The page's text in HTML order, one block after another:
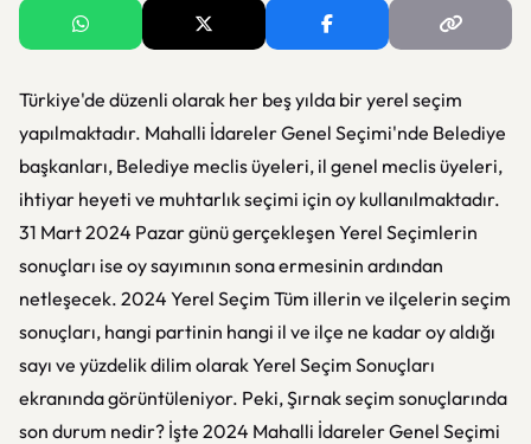
Türkiye'de düzenli olarak her beş yılda bir yerel seçim
yapılmaktadır. Mahalli İdareler Genel Seçimi'nde Belediye
başkanları, Belediye meclis üyeleri, il genel meclis üyeleri,
ihtiyar heyeti ve muhtarlık seçimi için oy kullanılmaktadır.
31 Mart 2024 Pazar günü gerçekleşen Yerel Seçimlerin
sonuçları ise oy sayımının sona ermesinin ardından
netleşecek. 2024 Yerel Seçim Tüm illerin ve ilçelerin seçim
sonuçları, hangi partinin hangi il ve ilçe ne kadar oy aldığı
sayı ve yüzdelik dilim olarak Yerel Seçim Sonuçları
ekranında görüntüleniyor. Peki, Şırnak seçim sonuçlarında
son durum nedir? İşte 2024 Mahalli İdareler Genel Seçimi